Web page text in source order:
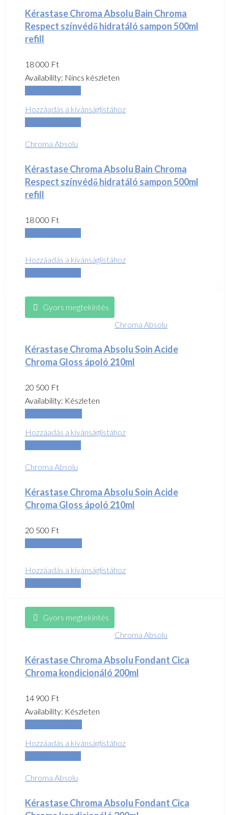
Kérastase Chroma Absolu Bain Chroma
Respect színvédő hidratáló sampon 500ml
refill
18 000 Ft
Availability: Nincs készleten
Hozzáadás a kívánságlistához
Chroma Absolu
Kérastase Chroma Absolu Bain Chroma
Respect színvédő hidratáló sampon 500ml
refill
18 000 Ft
Hozzáadás a kívánságlistához
Gyors megtekintés
Chroma Absolu
Kérastase Chroma Absolu Soin Acide
Chroma Gloss ápoló 210ml
20 500 Ft
Availability: Készleten
Hozzáadás a kívánságlistához
Chroma Absolu
Kérastase Chroma Absolu Soin Acide
Chroma Gloss ápoló 210ml
20 500 Ft
Hozzáadás a kívánságlistához
Gyors megtekintés
Chroma Absolu
Kérastase Chroma Absolu Fondant Cica
Chroma kondicionáló 200ml
14 900 Ft
Availability: Készleten
Hozzáadás a kívánságlistához
Chroma Absolu
Kérastase Chroma Absolu Fondant Cica